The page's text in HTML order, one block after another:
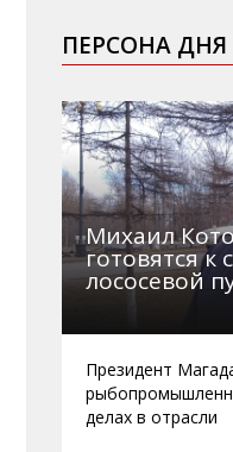
ПЕРСОНА ДНЯ
Михаил
готовятся
лососевой
Президент
делах в отрасли